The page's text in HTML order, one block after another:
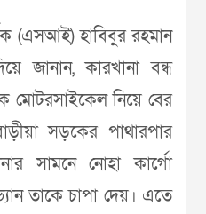
(এসআই) হাবিবুর রহমান
জানান, কারখানা বন্ধ
মোটরসাইকেল নিয়ে বের
সড়কের পাথারপার
সামনে নোহা কার্গো
তাকে চাপা দেয়। এতে